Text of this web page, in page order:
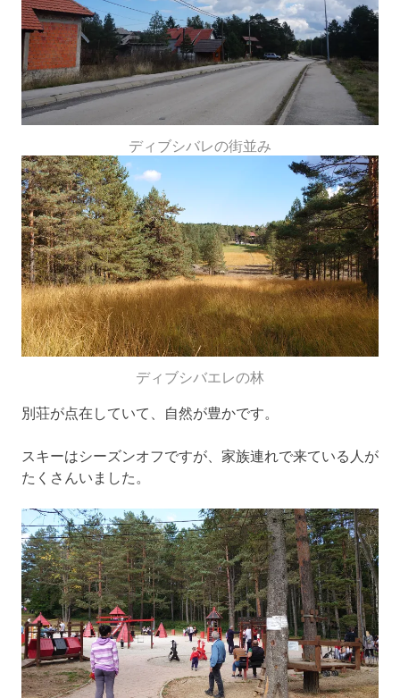
ディブシバレの街並み
ディブシバエレの林
別荘が点在していて、自然が豊かです。
スキーはシーズンオフですが、家族連れで来ている人が
たくさんいました。